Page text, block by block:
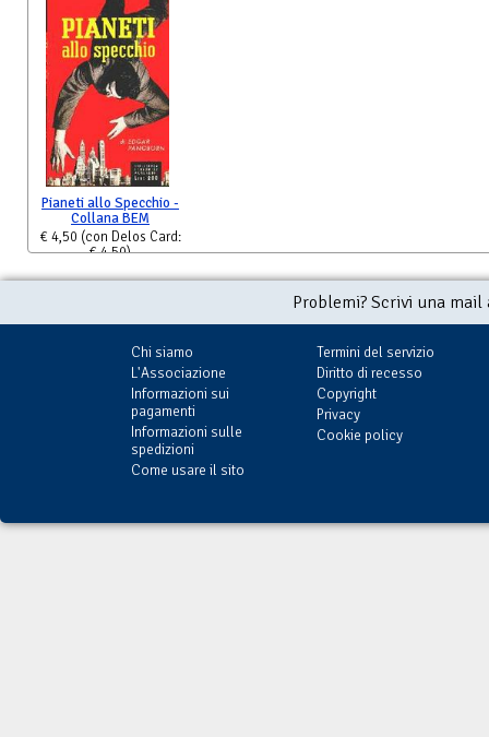
Pianeti allo Specchio -
Collana BEM
€ 4,50 (con Delos Card:
€ 4,50)
Problemi? Scrivi una
Chi siamo
L'Associazione
Informazioni sui
pagamenti
Informazioni sulle
spedizioni
Come usare il sito
Termini del servizio
Diritto di recesso
Copyright
Privacy
Cookie policy